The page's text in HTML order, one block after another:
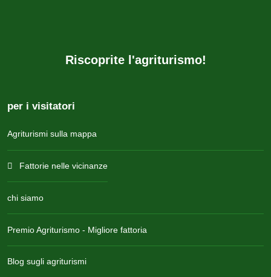
Riscoprite l'agriturismo!
per i visitatori
Agriturismi sulla mappa
Fattorie nelle vicinanze
chi siamo
Premio Agriturismo - Migliore fattoria
Blog sugli agriturismi